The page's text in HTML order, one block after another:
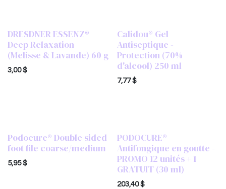
DRESDNER ESSENZ®
Deep Relaxation
(Melisse & Lavande) 60 g
3,00$
Calidou® Gel
Antiseptique -
Protection (70%
d'alcool) 250 ml
7,77$
Podocure® Double sided
foot file coarse/medium
5,95$
PODOCURE®
Antifongique en goutte -
PROMO 12 unités + 1
GRATUIT (30 ml)
203,40$